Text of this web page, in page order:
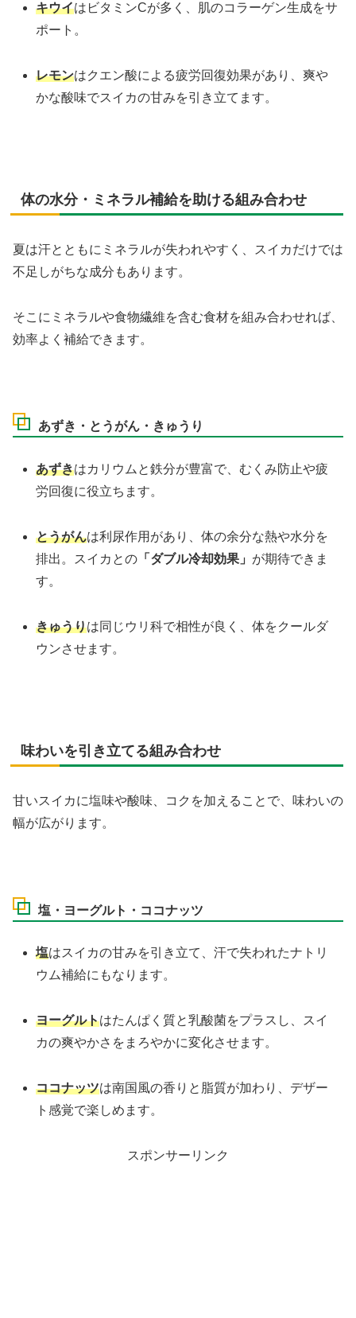
キウイはビタミンCが多く、肌のコラーゲン生成をサ
ポート。
レモンはクエン酸による疲労回復効果があり、爽や
かな酸味でスイカの甘みを引き立てます。
体の水分・ミネラル補給を助ける組み合わせ
夏は汗とともにミネラルが失われやすく、スイカだけでは
不足しがちな成分もあります。
そこにミネラルや食物繊維を含む食材を組み合わせれば、
効率よく補給できます。
あずき・とうがん・きゅうり
あずきはカリウムと鉄分が豊富で、むくみ防止や疲
労回復に役立ちます。
とうがんは利尿作用があり、体の余分な熱や水分を
排出。スイカとの 「ダブル冷却効果」 が期待できま
す。
きゅうりは同じウリ科で相性が良く、体をクールダ
ウンさせます。
味わいを引き立てる組み合わせ
甘いスイカに塩味や酸味、コクを加えることで、味わいの
幅が広がります。
塩・ヨーグルト・ココナッツ
塩はスイカの甘みを引き立て、汗で失われたナトリ
ウム補給にもなります。
ヨーグルトはたんぱく質と乳酸菌をプラスし、スイ
カの爽やかさをまろやかに変化させます。
ココナッツは南国風の香りと脂質が加わり、デザー
ト感覚で楽しめます。
スポンサーリンク